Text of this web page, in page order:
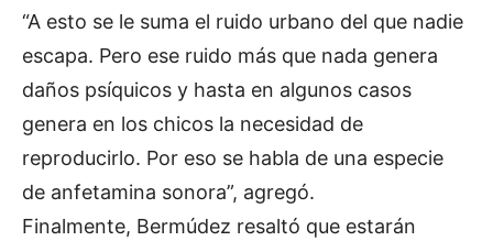
“A esto se le suma el ruido urbano del que nadie
escapa. Pero ese ruido más que nada genera
daños psíquicos y hasta en algunos casos
genera en los chicos la necesidad de
reproducirlo. Por eso se habla de una especie
de anfetamina sonora”, agregó.
Finalmente, Bermúdez resaltó que estarán